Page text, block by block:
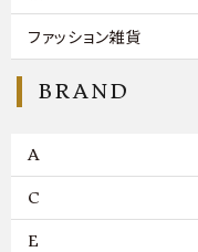
ファッション雑貨
BRAND
A
C
E